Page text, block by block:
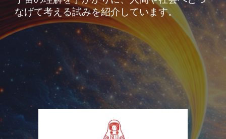
なげて考える試みを紹介しています。